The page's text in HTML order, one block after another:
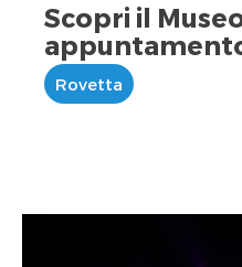
Scopri il
Rovetta